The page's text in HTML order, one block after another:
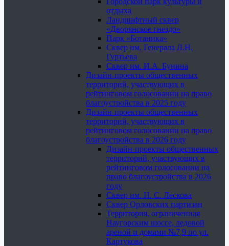
отдыха
Ландшафтный сквер
«Дворянское гнездо»
Парк «Ботаника»
Сквер им. Генерала Л.Н.
Гуртьева
Сквер им. И.А. Бунина
Дизайн-проекты общественных
территорий, участвующих в
рейтинговом голосовании на право
благоустройства в 2025 году
Дизайн-проекты общественных
территорий, участвующих в
рейтинговом голосовании на право
благоустройства в 2026 году
Дизайн-проекты общественных
территорий, участвующих в
рейтинговом голосовании на
право благоустройства в 2026
году
Сквер им. Н. С. Лескова
Сквер Орловских партизан
Территория, ограниченная
Наугорским шоссе, ледовой
ареной и домами №7,9 по ул.
Картукова